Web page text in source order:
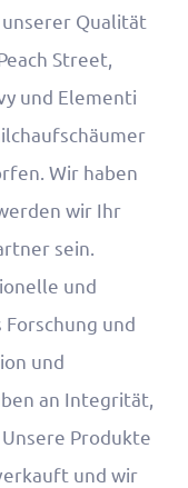
Qualität
Street,
und Elementi
Wir haben
wir Ihr
sein.
und
und
und
an Integrität,
Produkte
und wir